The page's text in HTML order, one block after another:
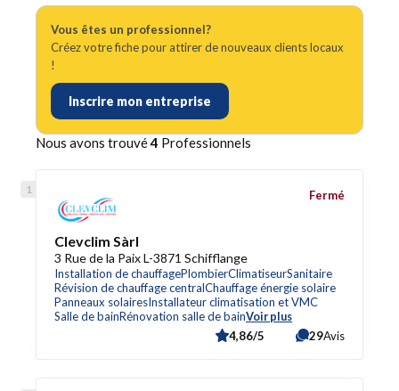
Vous êtes un professionnel?
Créez votre fiche pour attirer de nouveaux clients locaux
!
Inscrire mon entreprise
Nous avons trouvé4 Professionnels
Clevclim Sàrl
3 Rue de la Paix L-3871 Schifflange
Installation de chauffagePlombierClimatiseurSanitaire
Révision de chauffage centralChauffage énergie solaire
Panneaux solairesInstallateur climatisation et VMC
Salle de bainRénovation salle de bainVoir plus
Fermé
4,86/5 29Avis